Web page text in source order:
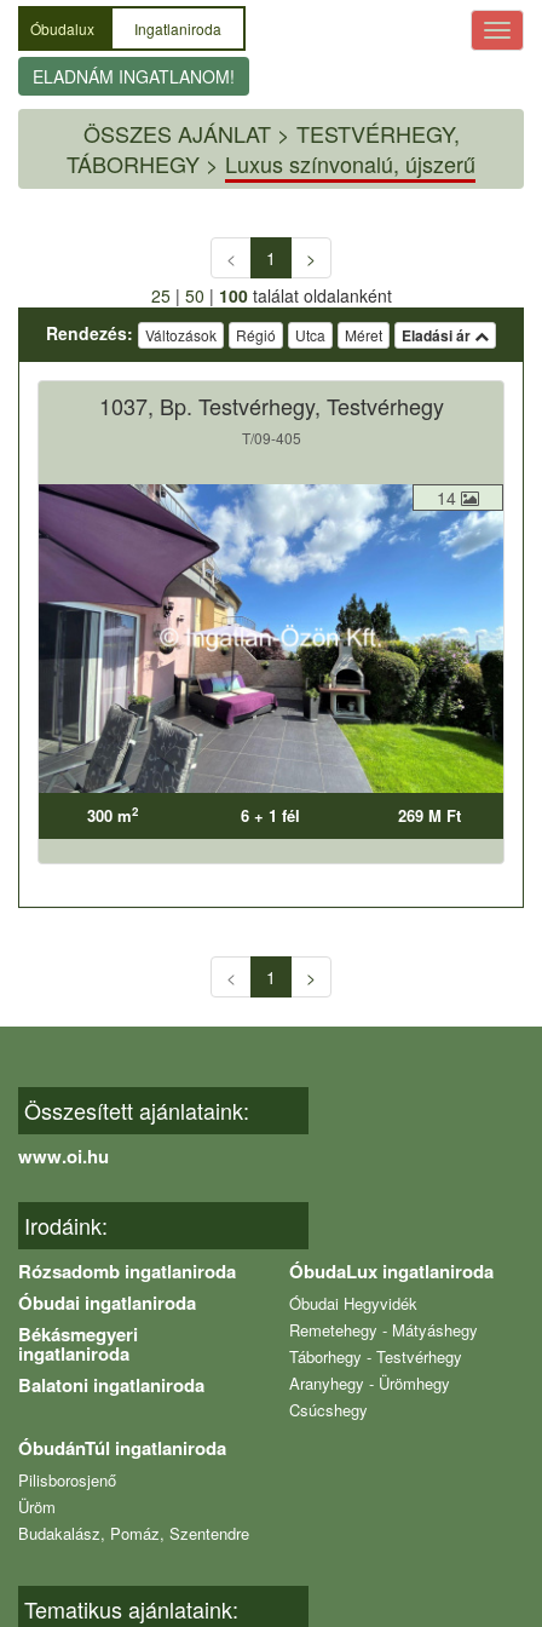
Óbudalux Ingatlaniroda
ELADNÁM INGATLANOM!
ÖSSZES AJÁNLAT> TESTVÉRHEGY,
TÁBORHEGY > Luxus színvonalú, újszerű
< 1
>
25| 50 | 100találat oldalanként
Rendezés:
Változások Régió Utca Méret Eladási ár
1037, Bp. Testvérhegy, Testvérhegy
T/09-405
14
300 m2 6 + 1 fél 269 M Ft
< 1 >
Összesített ajánlataink:
www.oi.hu
Irodáink:
Rózsadomb ingatlaniroda
Óbudai ingatlaniroda
Békásmegyeri
ingatlaniroda
Balatoni ingatlaniroda
ÓbudaLux ingatlaniroda
Óbudai Hegyvidék
Remetehegy - Mátyáshegy
Táborhegy - Testvérhegy
Aranyhegy - Ürömhegy
Csúcshegy
ÓbudánTúl ingatlaniroda
Pilisborosjenő
Üröm
Budakalász, Pomáz, Szentendre
Tematikus ajánlataink: